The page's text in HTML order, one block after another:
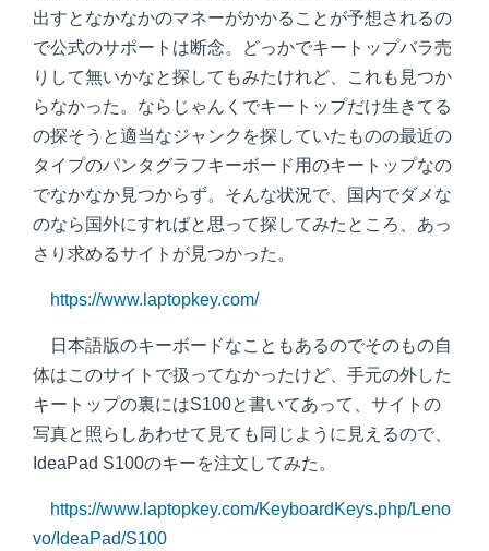
出すとなかなかのマネーがかかることが予想されるの
で公式のサポートは断念。どっかでキートップバラ売
りして無いかなと探してもみたけれど、これも見つか
らなかった。ならじゃんくでキートップだけ生きてる
の探そうと適当なジャンクを探していたものの最近の
タイプのパンタグラフキーボード用のキートップなの
でなかなか見つからず。そんな状況で、国内でダメな
のなら国外にすればと思って探してみたところ、あっ
さり求めるサイトが見つかった。
https://www.laptopkey.com/
日本語版のキーボードなこともあるのでそのもの自
体はこのサイトで扱ってなかったけど、手元の外した
キートップの裏にはS100と書いてあって、サイトの
写真と照らしあわせて見ても同じように見えるので、
IdeaPad S100のキーを注文してみた。
https://www.laptopkey.com/KeyboardKeys.php/Leno
vo/IdeaPad/S100